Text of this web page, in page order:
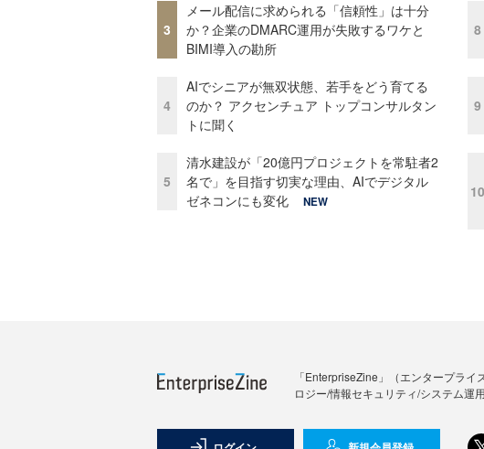
3
メール配信に求められる「信頼性」は十分
か？企業のDMARC運用が失敗するワケと
BIMI導入の勘所
4
AIでシニアが無双状態、若手をどう育てる
のか？ アクセンチュア トップコンサルタン
トに聞く
5
清水建設が「20億円プロジェクトを常駐者2
名で」を目指す切実な理由、AIでデジタル
ゼネコンにも変化
NEW
8
9
10
「EnterpriseZine」（エンタープラ
ロジー/情報セキュリティ/システム運